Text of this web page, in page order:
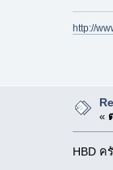
http://
«
HBD ค